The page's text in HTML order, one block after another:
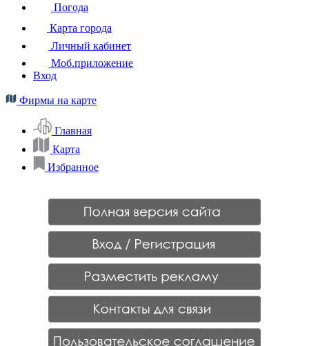
Погода
Карта города
Личный кабинет
Моб.приложение
Вход
Фирмы на карте
Главная
Карта
Избранное